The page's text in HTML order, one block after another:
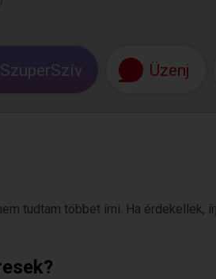
SzuperSzív Üzenj
tudtam többet írni. Ha érdekellek,